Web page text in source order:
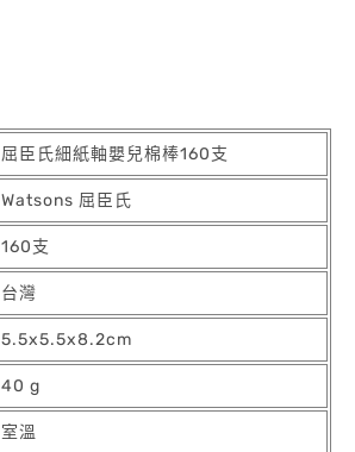
屈臣氏細紙軸嬰兒棉棒160支
Watsons 屈臣氏
160支
台灣
5.5x5.5x8.2cm
40 g
室溫